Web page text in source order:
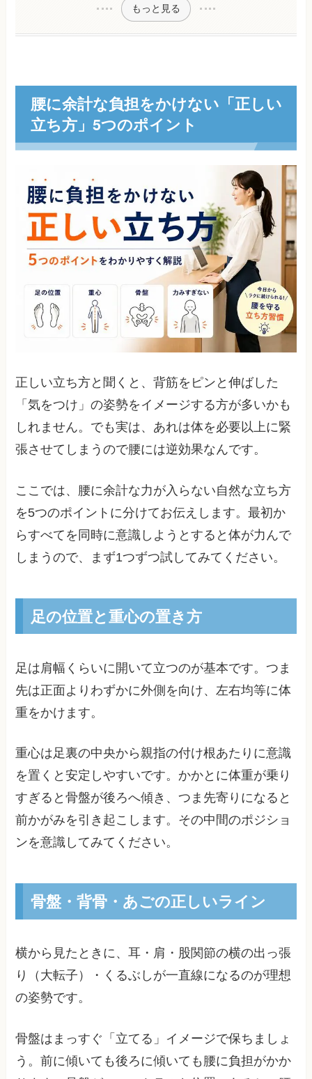
もっと見る
腰に余計な負担をかけない「正しい
立ち方」5つのポイント
正しい立ち方と聞くと、背筋をピンと伸ばした
「気をつけ」の姿勢をイメージする方が多いかも
しれません。でも実は、あれは体を必要以上に緊
張させてしまうので腰には逆効果なんです。
ここでは、腰に余計な力が入らない自然な立ち方
を5つのポイントに分けてお伝えします。最初か
らすべてを同時に意識しようとすると体が力んで
しまうので、まず1つずつ試してみてください。
足の位置と重心の置き方
足は肩幅くらいに開いて立つのが基本です。つま
先は正面よりわずかに外側を向け、左右均等に体
重をかけます。
重心は足裏の中央から親指の付け根あたりに意識
を置くと安定しやすいです。かかとに体重が乗り
すぎると骨盤が後ろへ傾き、つま先寄りになると
前かがみを引き起こします。その中間のポジショ
ンを意識してみてください。
骨盤・背骨・あごの正しいライン
横から見たときに、耳・肩・股関節の横の出っ張
り（大転子）・くるぶしが一直線になるのが理想
の姿勢です。
骨盤はまっすぐ「立てる」イメージで保ちましょ
う。前に傾いても後ろに傾いても腰に負担がかか